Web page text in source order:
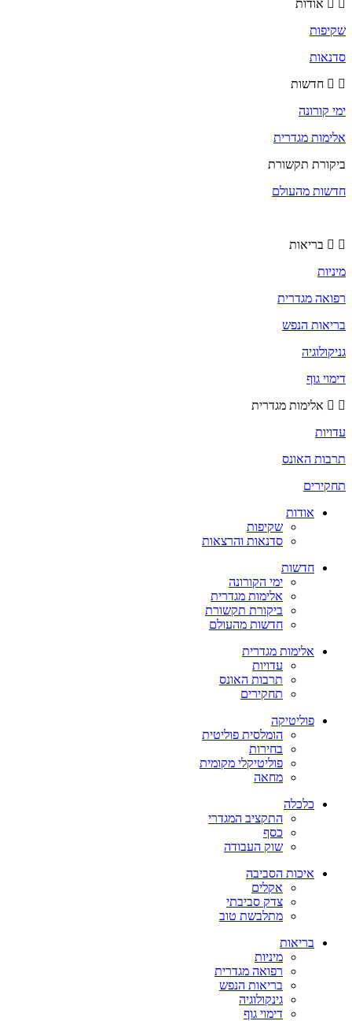
אודות
שקיפות
סדנאות
חדשות
ימי קורונה
אלימות מגדרית
ביקורת תקשורת
חדשות מהעולם
בריאות
מיניות
רפואה מגדרית
בריאות הנפש
גניקולוגיה
דימוי גוף
אלימות מגדרית
עדויות
תרבות האונס
תחקירים
אודות
שקיפות
סדנאות והרצאות
חדשות
ימי הקורונה
אלימות מגדרית
ביקורת תקשורת
חדשות מהעולם
אלימות מגדרית
עדויות
תרבות האונס
תחקירים
פוליטיקה
הומלסית פוליטית
בחירות
פוליטיקלי מקומית
מחאה
כלכלה
התקציב המגדרי
כסף
שוק העבודה
איכות הסביבה
אקלים
צדק סביבתי
מתלבשת טוב
בריאות
מיניות
רפואה מגדרית
בריאות הנפש
גינקולוגיה
דימוי גוף